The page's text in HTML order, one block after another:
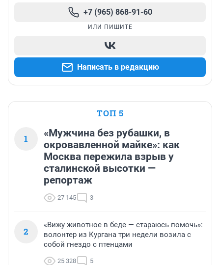
+7 (965) 868-91-60
ИЛИ ПИШИТЕ
Написать в редакцию
ТОП 5
1
«Мужчина без рубашки, в
окровавленной майке»: как
Москва пережила взрыв у
сталинской высотки —
репортаж
27 145 3
2
«Вижу животное в беде — стараюсь помочь»:
волонтер из Кургана три недели возила с
собой гнездо с птенцами
25 328 5